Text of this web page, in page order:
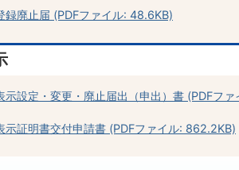
録廃止届 (PDFファイル: 48.6KB)
示設定・変更・廃止届出（申出）書 (PDFフ
示証明書交付申請書 (PDFファイル: 862.2KB)